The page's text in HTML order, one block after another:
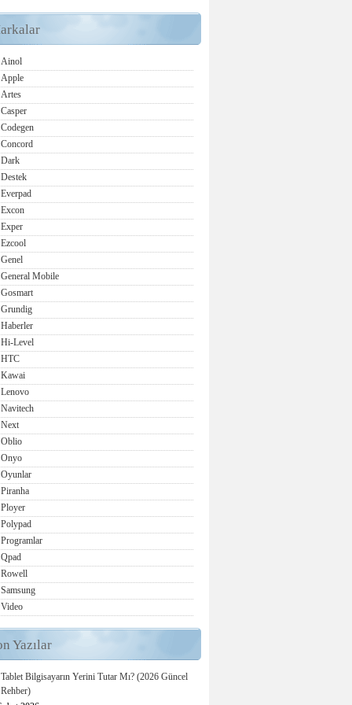
Ainol
Apple
Artes
Casper
Codegen
Concord
Dark
Destek
Everpad
Excon
Exper
Ezcool
Genel
General Mobile
Gosmart
Grundig
Haberler
Hi-Level
HTC
Kawai
Lenovo
Navitech
Next
Oblio
Onyo
Oyunlar
Piranha
Ployer
Polypad
Programlar
Qpad
Rowell
Samsung
Video
Yazılar
Tablet Bilgisayarın Yerini Tutar Mı? (2026 Güncel
Rehber)